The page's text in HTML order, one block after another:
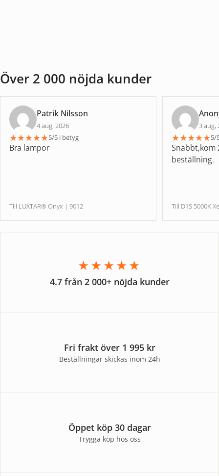
Över 2 000 nöjda kunder
Patrik Nilsson
4 aug, 2026
★★★★★5/5 i betyg
Bra lampor
Till LUXTAR® Onyx | 9012
3 aug,
★★★★★5/
Snabbt,kom
beställning.
Till D1S 5000K
★★★★★
4.7 från 2 000+ nöjda kunder
Fri frakt över 1 995 kr
Beställningar skickas inom 24h
Öppet köp 30 dagar
Trygga köp hos oss